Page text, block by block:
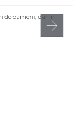
de oameni, dar în